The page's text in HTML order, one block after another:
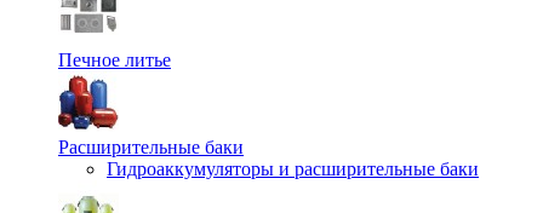
Печное литье
Расширительные баки
Гидроаккумуляторы и расширительные баки